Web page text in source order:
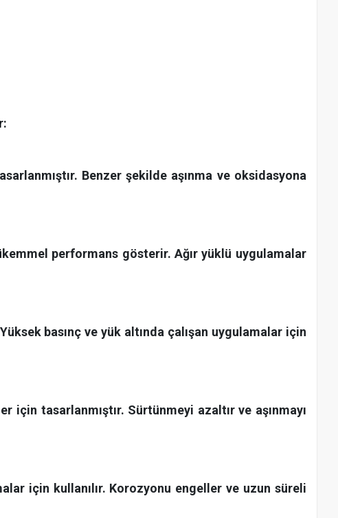
Benzer şekilde aşınma ve oksidasyona
performans gösterir. Ağır yüklü uygulamalar
basınç ve yük altında çalışan uygulamalar için
için tasarlanmıştır. Sürtünmeyi azaltır ve aşınmayı
için kullanılır. Korozyonu engeller ve uzun süreli